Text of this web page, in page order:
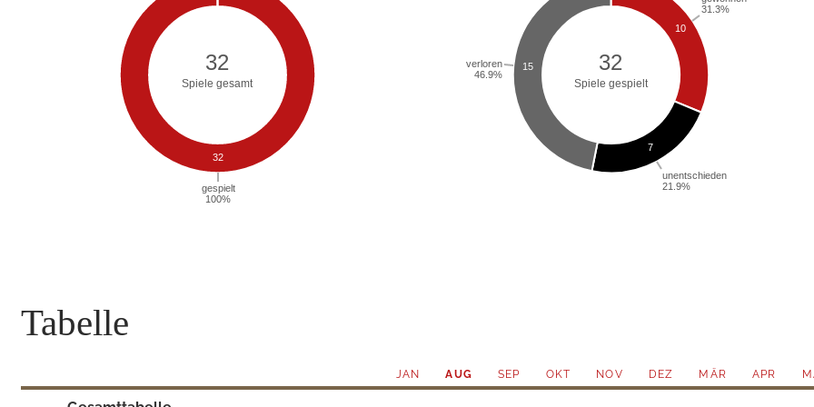
Tabelle
JAN AUG SEP OKT NOV DEZ MÄR APR